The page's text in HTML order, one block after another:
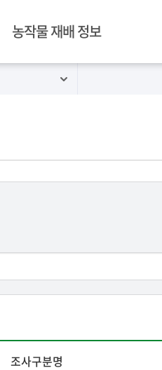
농작물 재배 정보
혁신밸리 재배 작물
조사구분명